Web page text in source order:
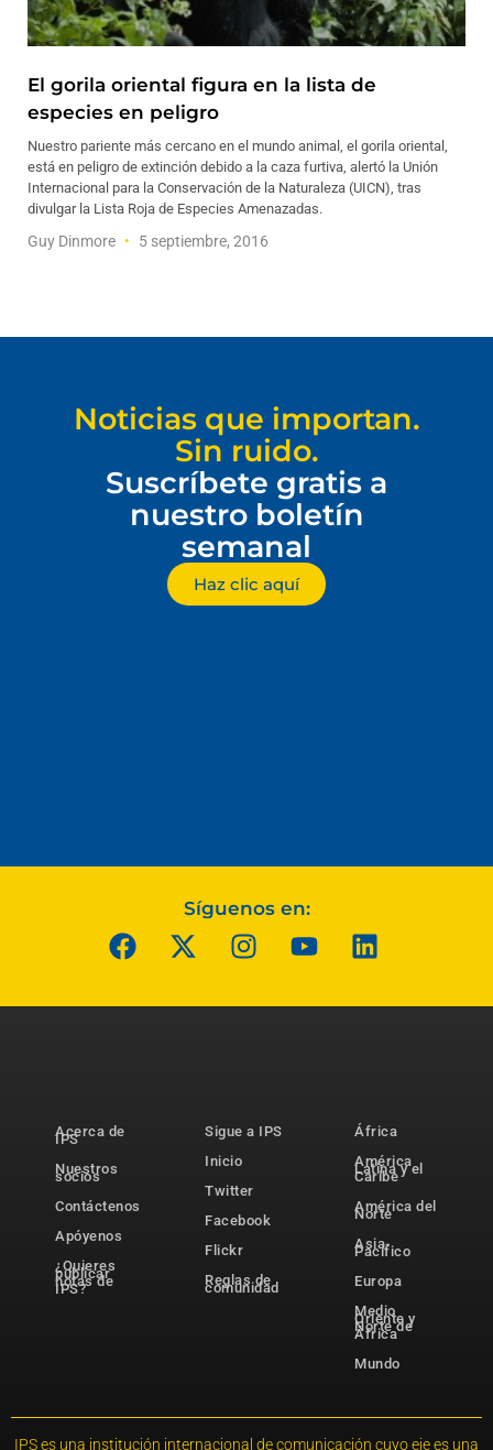
El gorila oriental figura en la lista de
especies en peligro
Nuestro pariente más cercano en el mundo animal, el gorila oriental,
está en peligro de extinción debido a la caza furtiva, alertó la Unión
Internacional para la Conservación de la Naturaleza (UICN), tras
divulgar la Lista Roja de Especies Amenazadas.
Guy Dinmore 5 septiembre, 2016
Noticias que importan.
Sin ruido.
Suscríbete gratis a
nuestro boletín
semanal
Haz clic aquí
Síguenos en:
Acerca de
IPS
Nuestros
socios
Contáctenos
Apóyenos
¿Quieres
publicar
notas de
IPS?
Sigue a IPS
Inicio
Twitter
Facebook
Flickr
Reglas de
comunidad
África
América
Latina y el
Caribe
América del
Norte
Asia-
Pacífico
Europa
Medio
Oriente y
Norte de
África
Mundo
IPS es una institución internacional de comunicación cuyo eje es una